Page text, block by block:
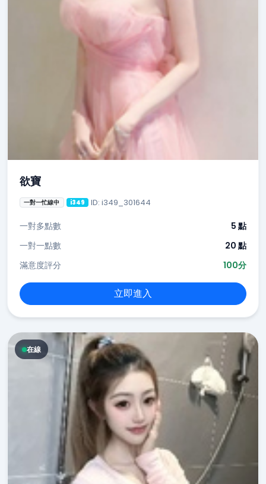
欲寶
一對一忙線中 i349 ID: i349_301644
一對多點數
5 點
一對一點數
20 點
滿意度評分
100分
立即進入
在線